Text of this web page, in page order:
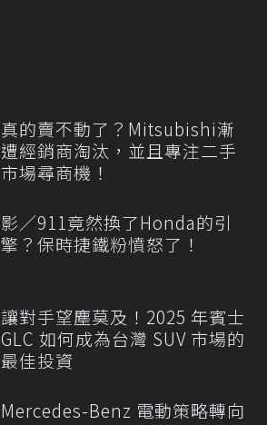
真的賣不動了？Mitsubishi漸
遭經銷商淘汰，並且專注二手
市場尋商機！
影／911竟然換了Honda的引
擎？保時捷鐵粉憤怒了！
讓對手望塵莫及！2025 年賓士
GLC 如何成為台灣 SUV 市場的
最佳投資
Mercedes-Benz 電動策略轉向